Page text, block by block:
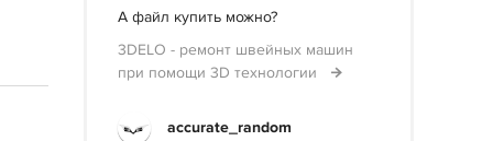
А файл купить можно?
3DELO - ремонт швейных машин
при помощи 3D технологии
accurate_random